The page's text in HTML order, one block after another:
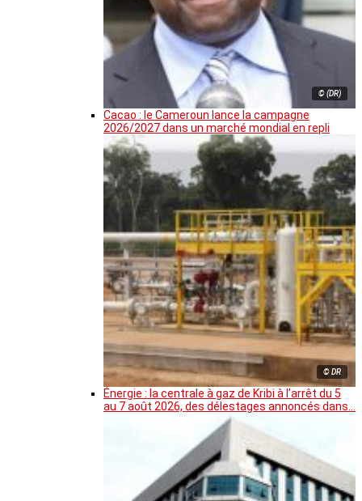
© (DR)
Cacao : le Cameroun lance la campagne
2026/2027 dans un marché mondial en repli
© DR
Énergie : la centrale à gaz de Kribi à l’arrêt du 5
au 7 août 2026, des délestages annoncés dans…